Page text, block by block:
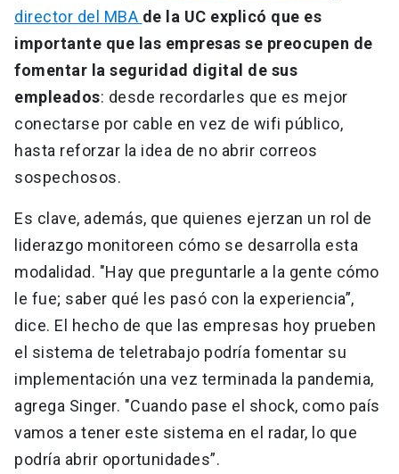
director del MBA de la UC explicó que es
importante que las empresas se preocupen de
fomentar la seguridad digital de sus
empleados: desde recordarles que es mejor
conectarse por cable en vez de wifi público,
hasta reforzar la idea de no abrir correos
sospechosos.
Es clave, además, que quienes ejerzan un rol de
liderazgo monitoreen cómo se desarrolla esta
modalidad. "Hay que preguntarle a la gente cómo
le fue; saber qué les pasó con la experiencia”,
dice. El hecho de que las empresas hoy prueben
el sistema de teletrabajo podría fomentar su
implementación una vez terminada la pandemia,
agrega Singer. "Cuando pase el shock, como país
vamos a tener este sistema en el radar, lo que
podría abrir oportunidades”.